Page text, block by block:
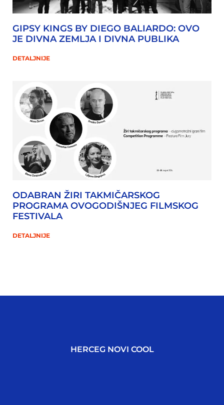
GIPSY KINGS BY DIEGO BALIARDO: OVO
JE DIVNA ZEMLJA I DIVNA PUBLIKA
DETALJNIJE
ODABRAN ŽIRI TAKMIČARSKOG
PROGRAMA OVOGODIŠNJEG FILMSKOG
FESTIVALA
DETALJNIJE
HERCEG NOVI COOL